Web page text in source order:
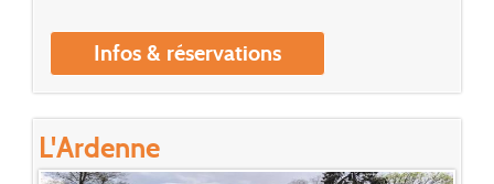
Infos & réservations
L'Ardenne